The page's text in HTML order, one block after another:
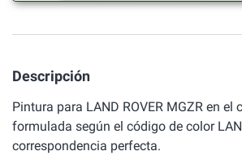
Descripción
Pintura para LAND ROVER MGZR en el
formulada según el código de color
correspondencia perfecta.